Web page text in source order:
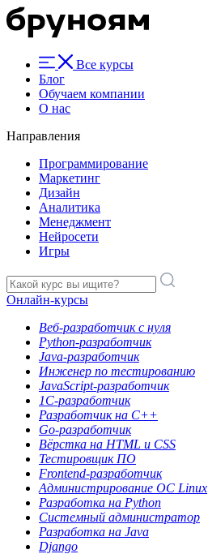
Все курсы
Блог
Обучаем компании
О нас
Направления
Программирование
Маркетинг
Дизайн
Аналитика
Менеджмент
Нейросети
Игры
Онлайн-курсы
Веб-разработчик с нуля
Python-разработчик
Java-разработчик
Инженер по тестированию
JavaScript-разработчик
1С-разработчик
Разработчик на C++
Go-разработчик
Вёрстка на HTML и CSS
Тестировщик ПО
Frontend-разработчик
Администрирова­ние ОС Linux
Разработка на Python
Системный администратор
Разработка на Java
Django